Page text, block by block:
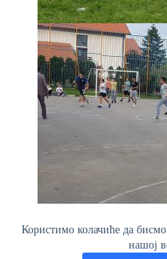
Користимо колачиће да
нашој